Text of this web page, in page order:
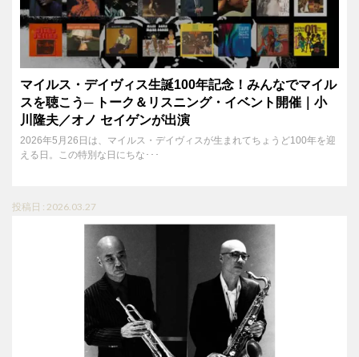
マイルス・デイヴィス生誕100年記念！みんなでマイル
スを聴こう─ トーク＆リスニング・イベント開催｜小
川隆夫／オノ セイゲンが出演
2026年5月26日は、マイルス・デイヴィスが生まれてちょうど100年を迎
える日。この特別な日にちな･･･
投稿日 : 2026.03.27